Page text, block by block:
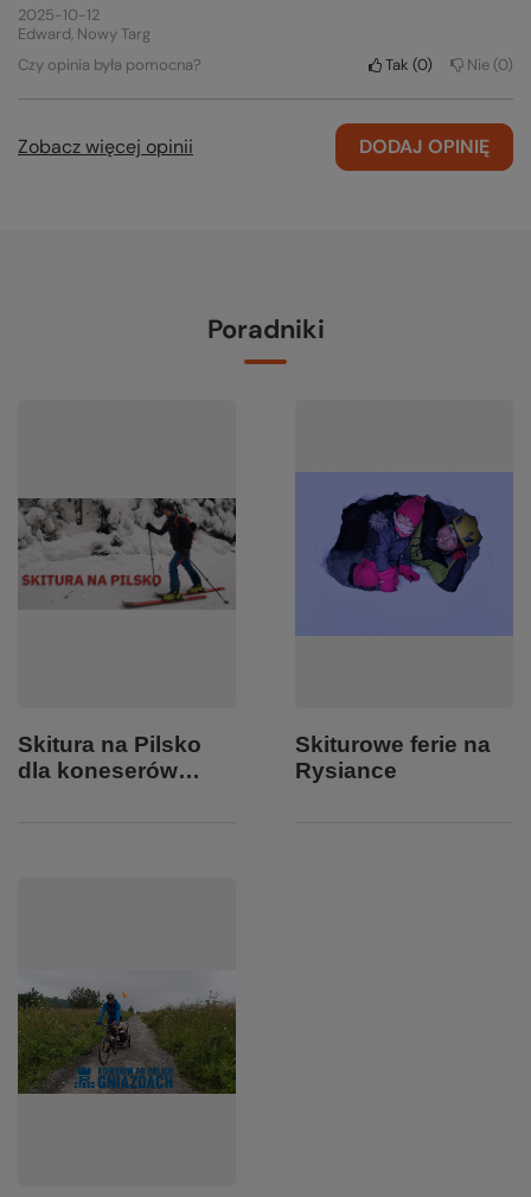
2025-10-12
Edward, Nowy Targ
Czy opinia była pomocna?
Tak 0 Nie 0
Zobacz więcej opinii DODAJ OPINIĘ
Poradniki
Skitura na Pilsko
dla koneserów…
Skiturowe ferie na
Rysiance